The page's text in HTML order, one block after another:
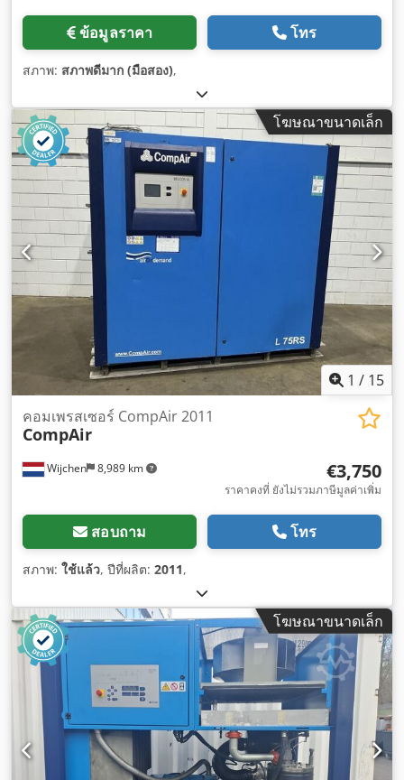
ข้อมูลราคา โทร
สภาพ: สภาพดีมาก (มือสอง),
โฆษณาขนาดเล็ก
1 / 15
Wijchen 8,989 km
คอมเพรสเซอร์ CompAir 2011
CompAir
€3,750
ราคาคงที่ ยังไม่รวมภาษีมูลค่าเพิ่ม
สอบถาม โทร
สภาพ: ใช้แล้ว, ปีที่ผลิต: 2011,
โฆษณาขนาดเล็ก